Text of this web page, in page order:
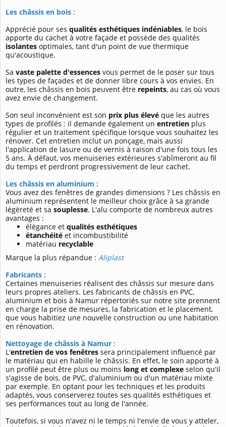
Les châssis en bois :
Apprécié pour ses qualités esthétiques indéniables, le bois
apporte du cachet à votre façade et possède des qualités
isolantes optimales, tant d'un point de vue thermique
qu'acoustique.
Sa vaste palette d'essences vous permet de le poser sur tous
les types de façades et de donner libre cours à vos envies. En
outre, les châssis en bois peuvent être repeints, au cas où vous
avez envie de changement.
Son seul inconvénient est son prix plus élevé que les autres
types de profilés : il demande également un entretien plus
régulier et un traitement spécifique lorsque vous souhaitez les
rénover. Cet entretien inclut un ponçage, mais aussi
l'application de lasure ou de vernis à raison d'une fois tous les
5 ans. À défaut, vos menuiseries extérieures s'abîmeront au fil
du temps et perdront progressivement de leur cachet.
Les châssis en aluminium :
Vous avez des fenêtres de grandes dimensions ? Les châssis en
aluminium représentent le meilleur choix grâce à sa grande
légèreté et sa souplesse. L'alu comporte de nombreux autres
avantages :
élégance et qualités esthétiques
étanchéité et incombustibilité
matériau recyclable
Marque la plus répandue : Aliplast
Fabricants :
Certaines menuiseries réalisent des châssis sur mesure dans
leurs propres ateliers. Les fabricants de châssis en PVC,
aluminium et bois à Namur répertoriés sur notre site prennent
en charge la prise de mesures, la fabrication et le placement,
que vous habitiez une nouvelle construction ou une habitation
en rénovation.
Nettoyage de châssis à Namur :
L'entretien de vos fenêtres sera principalement influencé par
le matériau qui en habille le châssis. En effet, le soin apporté à
un profilé peut être plus ou moins long et complexe selon qu'il
s'agisse de bois, de PVC, d'aluminium ou d'un matériau mixte
par exemple. En optant pour les techniques et les produits
adaptés, vous conserverez toutes ses qualités esthétiques et
ses performances tout au long de l'année.
Toutefois, si vous n'avez ni le temps ni l'envie de vous y atteler,